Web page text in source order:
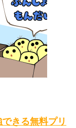
きる無料プリ